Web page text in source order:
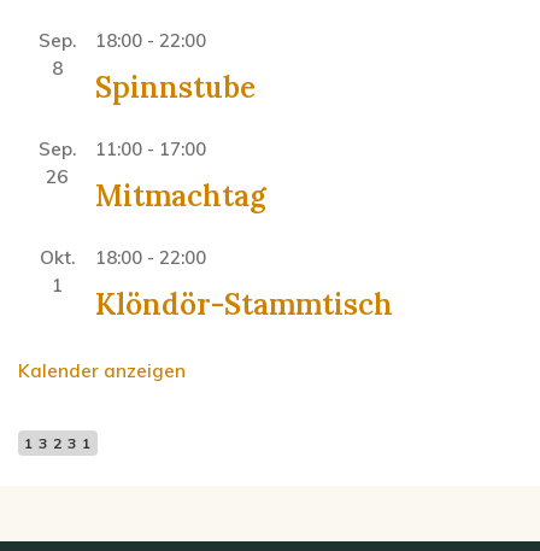
Sep.
8
18:00 - 22:00
Spinnstube
Sep.
26
11:00 - 17:00
Mitmachtag
Okt.
1
18:00 - 22:00
Klöndör-Stammtisch
Kalender anzeigen
13231